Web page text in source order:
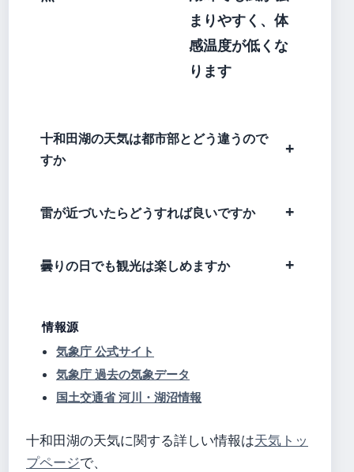
まりやすく、体
感温度が低くな
ります
十和田湖の天気は都市部とどう違うので
すか
雷が近づいたらどうすれば良いですか
曇りの日でも観光は楽しめますか
情報源
気象庁 公式サイト
気象庁 過去の気象データ
国土交通省 河川・湖沼情報
十和田湖の天気に関する詳しい情報は天気トッ
プページで、